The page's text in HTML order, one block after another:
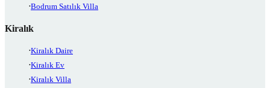
Bodrum Satılık Villa
Kiralık
Kiralık Daire
Kiralık Ev
Kiralık Villa